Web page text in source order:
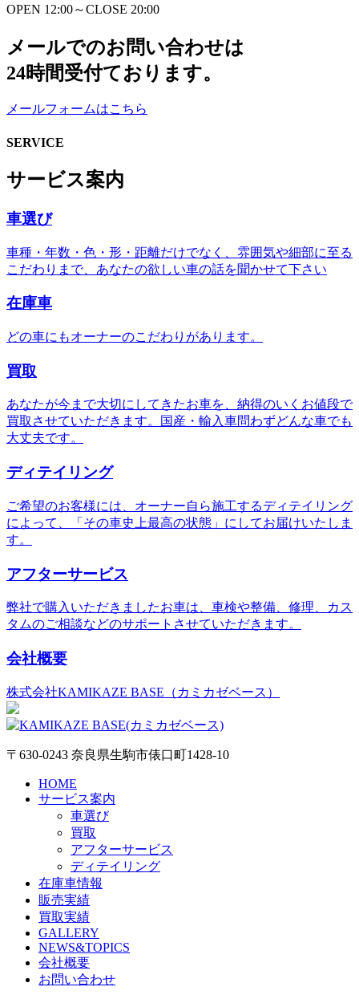
OPEN 12:00～CLOSE 20:00
メールでのお問い合わせは
24時間受付ております。
メールフォームはこちら
SERVICE
サービス案内
車選び
車種・年数・色・形・距離だけでなく、雰囲気や細部に至る
こだわりまで、あなたの欲しい車の話を聞かせて下さい
在庫車
どの車にもオーナーのこだわりがあります。
買取
あなたが今まで大切にしてきたお車を、納得のいくお値段で
買取させていただきます。国産・輸入車問わずどんな車でも
大丈夫です。
ディテイリング
ご希望のお客様には、オーナー自ら施工するディテイリング
によって、「その車史上最高の状態」にしてお届けいたしま
す。
アフターサービス
弊社で購入いただきましたお車は、車検や整備、修理、カス
タムのご相談などのサポートさせていただきます。
会社概要
株式会社KAMIKAZE BASE（カミカゼベース）
〒630-0243 奈良県生駒市俵口町1428-10
HOME
サービス案内
車選び
買取
アフターサービス
ディテイリング
在庫車情報
販売実績
買取実績
GALLERY
NEWS&TOPICS
会社概要
お問い合わせ